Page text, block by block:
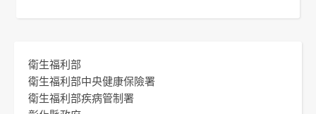
衛生福利部
衛生福利部中央健康保險署
衛生福利部疾病管制署